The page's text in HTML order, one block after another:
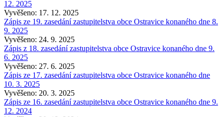
12. 2025
Vyvěšeno: 17. 12. 2025
Zápis ze 19. zasedání zastupitelstva obce Ostravice konaného dne 8.
9. 2025
Vyvěšeno: 24. 9. 2025
Zápis z 18. zasedání zastupitelstva obce Ostravice konaného dne 9.
6. 2025
Vyvěšeno: 27. 6. 2025
Zápis ze 17. zasedání zastupitelstva obce Ostravice konaného dne
10. 3. 2025
Vyvěšeno: 20. 3. 2025
Zápis ze 16. zasedání zastupitelstva obce Ostravice konaného dne 9.
12. 2024